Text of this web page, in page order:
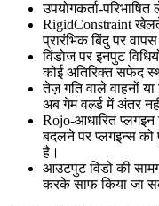
उपयोगकर्ता-
RigidConstraint
प्रारंभिक बिंदु पर वापस
विंडोज पर इनपुट
कोई अतिरिक्त सफेद
तेज़ गति वाले वाहनों
अब गेम वर्ल्ड में अंतर
Rojo-आधारित प्लगइन
बदलने पर प्लगइन्स को
है।
आउटपुट विंडो की
करके साफ किया जा